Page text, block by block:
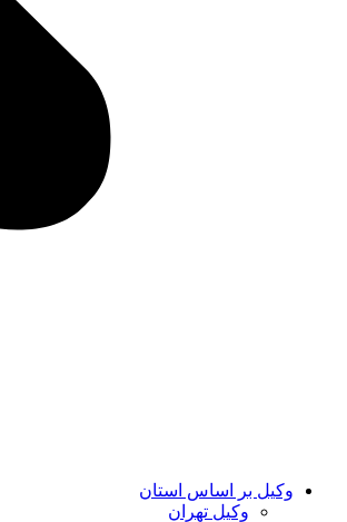
وکیل بر اساس استان
وکیل تهران